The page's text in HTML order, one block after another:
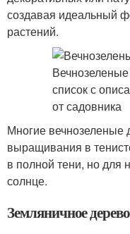
создавая идеальный
растений.
Многие вечнозеленые
выращивания в
в полной тени, но для
солнце.
Земляничное